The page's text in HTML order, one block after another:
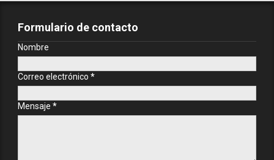
Formulario de contacto
Nombre
Correo electrónico *
Mensaje *